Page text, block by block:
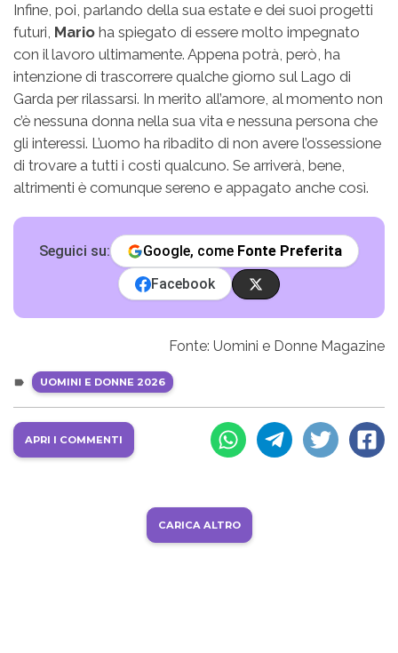
Infine, poi, parlando della sua estate e dei suoi progetti
futuri, Mario ha spiegato di essere molto impegnato
con il lavoro ultimamente. Appena potrà, però, ha
intenzione di trascorrere qualche giorno sul Lago di
Garda per rilassarsi. In merito all’amore, al momento non
c’è nessuna donna nella sua vita e nessuna persona che
gli interessi. L’uomo ha ribadito di non avere l’ossessione
di trovare a tutti i costi qualcuno. Se arriverà, bene,
altrimenti è comunque sereno e appagato anche così.
Seguici su: Google, come Fonte Preferita
Facebook
Fonte: Uomini e Donne Magazine
UOMINI E DONNE 2026
APRI I COMMENTI
CARICA ALTRO